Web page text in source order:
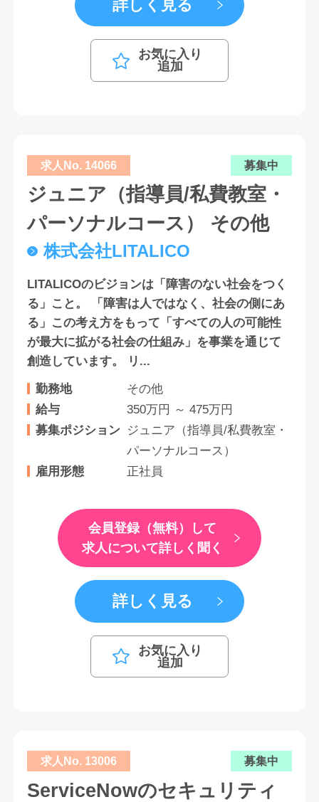
詳しく見る
お気に入り
追加
求人No. 14066 募集中
ジュニア（指導員/私費教室・
パーソナルコース） その他
株式会社LITALICO
LITALICOのビジョンは「障害のない社会をつく
る」こと。 「障害は人ではなく、社会の側にあ
る」この考え方をもって「すべての人の可能性
が最大に拡がる社会の仕組み」を事業を通じて
創造しています。 リ...
勤務地
その他
給与
350万円 ～ 475万円
募集ポジション ジュニア（指導員/私費教室・
パーソナルコース）
雇用形態
正社員
会員登録（無料）して
求人について詳しく聞く
詳しく見る
お気に入り
追加
求人No. 13006 募集中
ServiceNowのセキュリティ